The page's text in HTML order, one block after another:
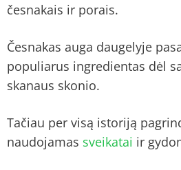
česnakais ir porais.
Česnakas auga daugelyje
populiarus ingredientas dėl
skanaus skonio.
Tačiau per visą istoriją
naudojamas sveikatai ir